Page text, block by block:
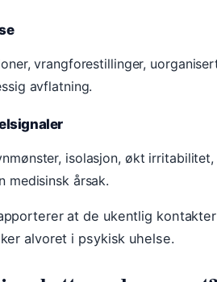
vrangforestillinger,
avflatning.
isolasjon, økt
medisinsk årsak.
at de ukentlig
alvoret i psykisk uhelse.